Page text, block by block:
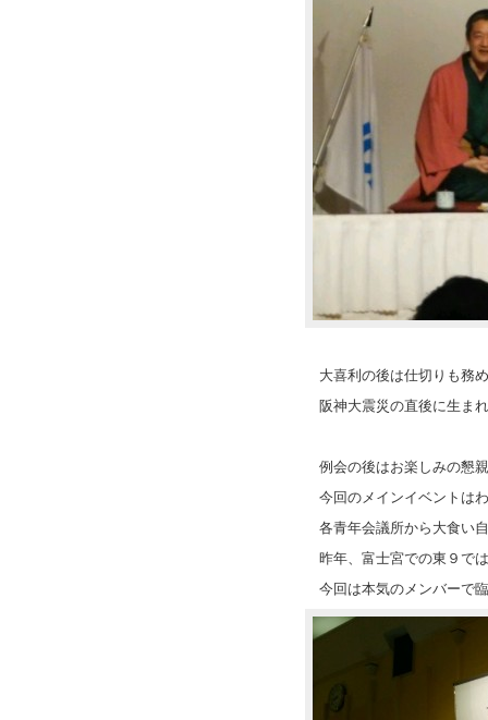
大喜利の後は仕切りも務
阪神大震災の直後に生ま
例会の後はお楽しみの懇
今回のメインイベントは
各青年会議所から大食い
昨年、富士宮での東９で
今回は本気のメンバーで